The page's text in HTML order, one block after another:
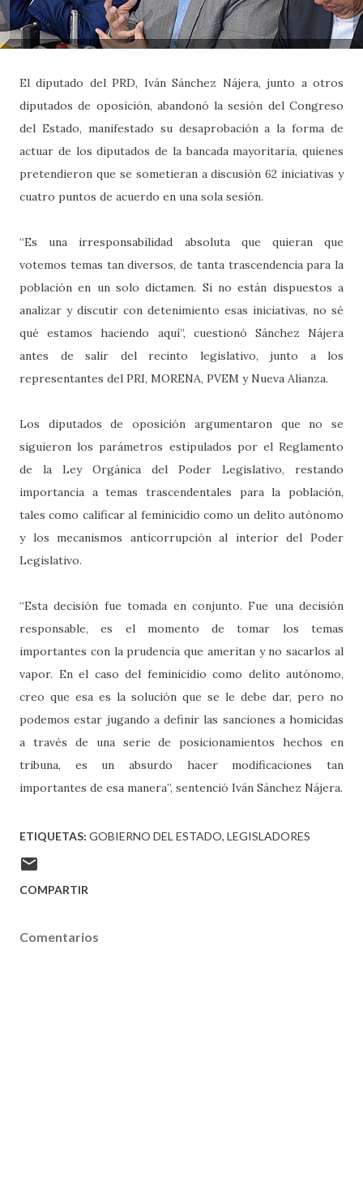
El diputado del PRD, Iván Sánchez Nájera, junto a otros
diputados de oposición, abandonó la sesión del Congreso
del Estado, manifestado su desaprobación a la forma de
actuar de los diputados de la bancada mayoritaria, quienes
pretendieron que se sometieran a discusión 62 iniciativas y
cuatro puntos de acuerdo en una sola sesión.
“Es una irresponsabilidad absoluta que quieran que
votemos temas tan diversos, de tanta trascendencia para la
población en un solo dictamen. Si no están dispuestos a
analizar y discutir con detenimiento esas iniciativas, no sé
qué estamos haciendo aquí”, cuestionó Sánchez Nájera
antes de salir del recinto legislativo, junto a los
representantes del PRI, MORENA, PVEM y Nueva Alianza.
Los diputados de oposición argumentaron que no se
siguieron los parámetros estipulados por el Reglamento
de la Ley Orgánica del Poder Legislativo, restando
importancia a temas trascendentales para la población,
tales como calificar al feminicidio como un delito autónomo
y los mecanismos anticorrupción al interior del Poder
Legislativo.
“Esta decisión fue tomada en conjunto. Fue una decisión
responsable, es el momento de tomar los temas
importantes con la prudencia que ameritan y no sacarlos al
vapor. En el caso del feminicidio como delito autónomo,
creo que esa es la solución que se le debe dar, pero no
podemos estar jugando a definir las sanciones a homicidas
a través de una serie de posicionamientos hechos en
tribuna, es un absurdo hacer modificaciones tan
importantes de esa manera”, sentenció Iván Sánchez Nájera.
ETIQUETAS: GOBIERNO DEL ESTADO LEGISLADORES
COMPARTIR
Comentarios